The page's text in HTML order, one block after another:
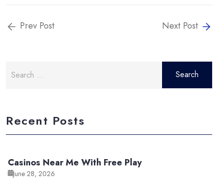
Prev Post Next Post
for:
Recent Posts
Casinos Near Me With Free Play
June 28, 2026